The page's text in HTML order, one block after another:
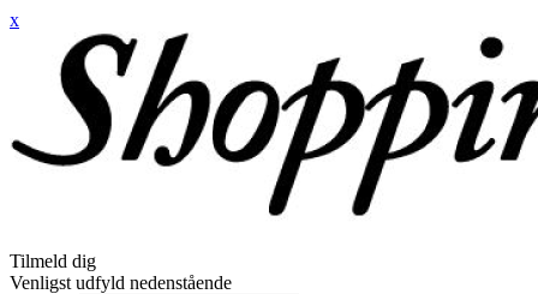
x
Tilmeld dig
Venligst udfyld nedenstående